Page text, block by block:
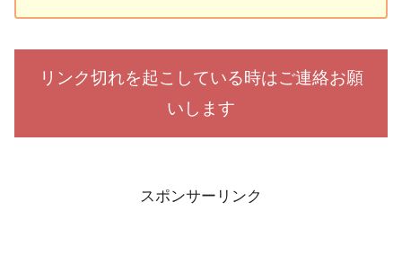
リンク切れを起こしている時はご連絡お願
いします
スポンサーリンク